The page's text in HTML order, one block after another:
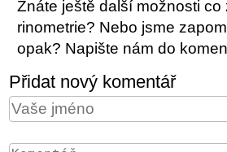
Znáte ještě další možnosti co
rinometrie? Nebo jsme
opak? Napište nám do
Přidat nový komentář